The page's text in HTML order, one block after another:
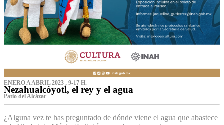
ENERO A ABRIL 2023 , 9-17 H.
Nezahualcóyotl, el rey y el agua
Patio del Alcázar
¿Alguna vez te has preguntado de dónde viene el agua que abastece